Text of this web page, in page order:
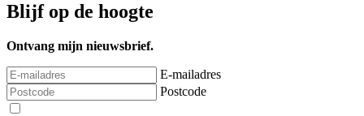
Blijf op de hoogte
Ontvang mijn nieuwsbrief.
E-mailadres
Postcode